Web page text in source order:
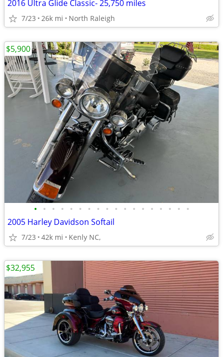
2016 Ultra Glide Classic- 25,750 miles
7/23 26k mi North Raleigh
• • • • • • • • • • • • • • • • • •
2005 Harley Davidson Softail
7/23 42k mi Kenly NC,
$5,900
$32,955